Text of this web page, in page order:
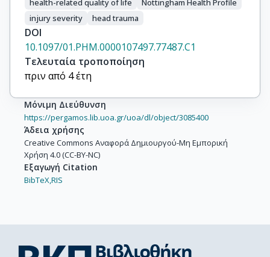
health-related quality of life
Nottingham Health Profile
injury severity
head trauma
DOI
10.1097/01.PHM.0000107497.77487.C1
Τελευταία τροποποίηση
πριν από 4 έτη
Μόνιμη Διεύθυνση
https://pergamos.lib.uoa.gr/uoa/dl/object/3085400
Άδεια χρήσης
Creative Commons Αναφορά Δημιουργού-Μη Εμπορική
Χρήση 4.0 (CC-BY-NC)
Εξαγωγή Citation
BibTeX,RIS